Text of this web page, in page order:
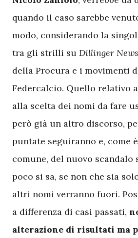
quando il caso sarebbe
modo, considerando la
tra gli strilli su Dillinger News
della Procura e i movimenti
Federcalcio. Quello relativo
alla scelta dei nomi da fare
però già un altro discorso,
puntate seguiranno e, come
comune, del nuovo scandalo
poco si sa, se non che sia
altri nomi verranno fuori.
a differenza di casi passati,
alterazione di risultati ma